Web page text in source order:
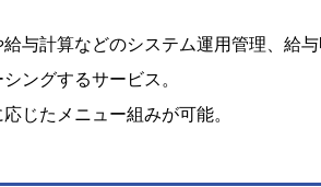
与計算などのシステム運用管理、給
ングするサービス。
じたメニュー組みが可能。